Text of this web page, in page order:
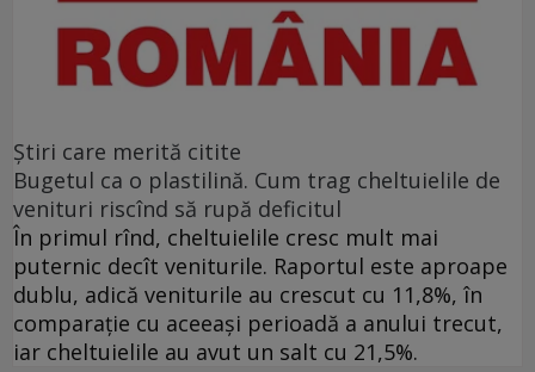
Ştiri care merită citite
Bugetul ca o plastilină. Cum trag cheltuielile de
venituri riscînd să rupă deficitul
În primul rînd, cheltuielile cresc mult mai
puternic decît veniturile. Raportul este aproape
dublu, adică veniturile au crescut cu 11,8%, în
comparație cu aceeași perioadă a anului trecut,
iar cheltuielile au avut un salt cu 21,5%.